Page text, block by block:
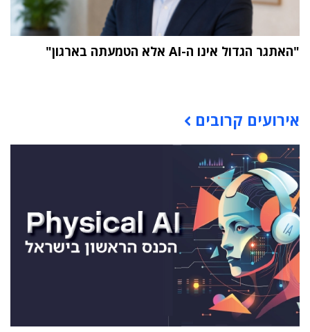
"האתגר הגדול אינו ה-AI אלא הטמעתה בארגון"
אירועים קרובים